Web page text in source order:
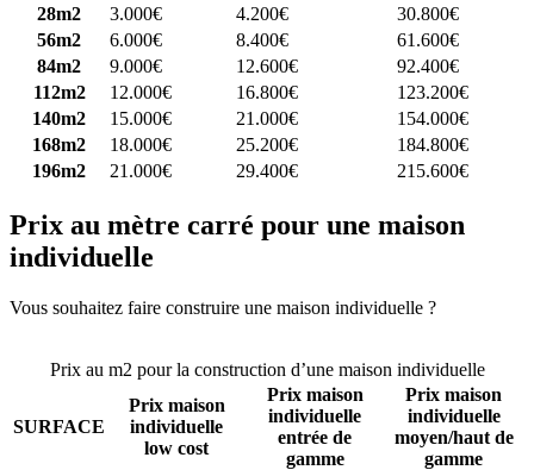
28m2
3.000€ 4.200€
30.800€
56m2
6.000€ 8.400€
61.600€
84m2
9.000€ 12.600€
92.400€
112m2
12.000€ 16.800€
123.200€
140m2
15.000€ 21.000€
154.000€
168m2
18.000€ 25.200€
184.800€
196m2
21.000€ 29.400€ 215.600€
Prix au mètre carré pour une maison
individuelle
Vous souhaitez faire construire une maison individuelle ?
Prix au m2 pour la construction d’une maison individuelle
SURFACE
Prix maison
individuelle
low cost
Prix maison
individuelle
entrée de
gamme
Prix maison
individuelle
moyen/haut de
gamme